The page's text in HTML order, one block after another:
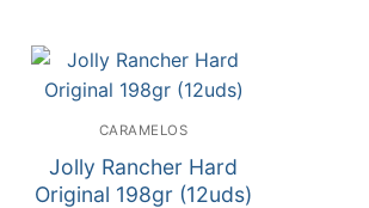
CARAMELOS
Jolly Rancher Hard
Original 198gr (12uds)